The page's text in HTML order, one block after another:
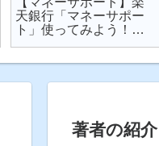
天銀行「マネーサポー
ト」使ってみよう！
著者の紹介